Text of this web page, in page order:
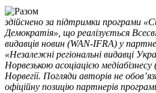
здійснено за підтримки програми
Демократія», що реалізується
видавців новин (WAN-IFRA) у
«Незалежні регіональні видавці
Норвезькою асоціацією
Норвегії. Погляди авторів не
офіційну позицію партнерів